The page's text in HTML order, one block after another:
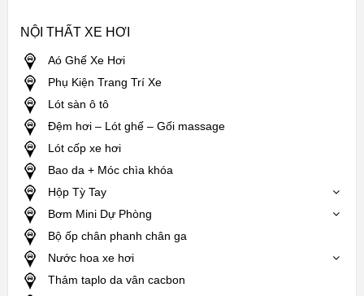
NỘI THẤT XE HƠI
Aó Ghế Xe Hơi
Phụ Kiện Trang Trí Xe
Lót sàn ô tô
Đệm hơi – Lót ghế – Gối massage
Lót cốp xe hơi
Bao da + Móc chìa khóa
Hộp Tỳ Tay
Bơm Mini Dự Phòng
Bộ ốp chân phanh chân ga
Nước hoa xe hơi
Thảm taplo da vân cacbon